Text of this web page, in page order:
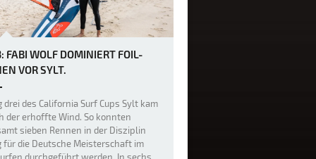
FABI WOLF DOMINIERT FOIL-
VOR SYLT.
drei des California Surf Cups Sylt kam
der erhoffte Wind. So konnten
sieben Rennen in der Disziplin
für die Deutsche Meisterschaft im
durchgeführt werden. In sechs